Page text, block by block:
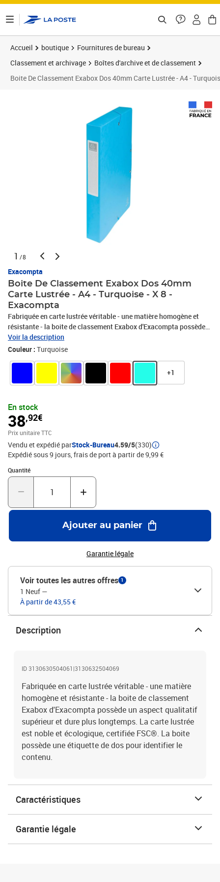
Accueil boutique
Fournitures de bureau
Classement et archivage
Boîtes d'archive et de classement
Boite De Classement Exabox Dos 40mm Carte Lustrée - A4 -
1 /8
Exacompta
Boite De Classement Exabox Dos 40mm
Carte Lustrée - A4 - Turquoise - X 8 -
Exacompta
Fabriquée en carte lustrée véritable - une matière homogène et
résistante - la boite de classement Exabox d'Exacompta possède
un aspect qualitatif supérieur et dure plus longtemps. La carte
lustrée est noble et écologique, certifiée FSC®. La boite possède
Voir la description
Couleur : Turquoise
+1
En stock
38,92€
Prix unitaire TTC
Vendu et expédié parStock-Bureau4.59/5(330)
Expédié sous 9 jours, frais de port à partir de 9,99 €
Quantité
Quantité : 1
Ajouter au panier
Garantie légale
Voir toutes les autres offres 1
1 Neuf —
À partir de 43,55 €
Description
ID 3130630504061|3130632504069
Fabriquée en carte lustrée véritable - une matière
homogène et résistante - la boite de classement
Exabox d'Exacompta possède un aspect qualitatif
supérieur et dure plus longtemps. La carte lustrée
est noble et écologique, certifiée FSC®. La boite
possède une étiquette de dos pour identifier le
contenu.
Caractéristiques
Garantie légale